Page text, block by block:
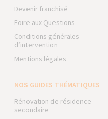
Devenir franchisé
Foire aux Questions
Conditions générales
d’intervention
Mentions légales
NOS GUIDES THÉMATIQUES
Rénovation de résidence
secondaire